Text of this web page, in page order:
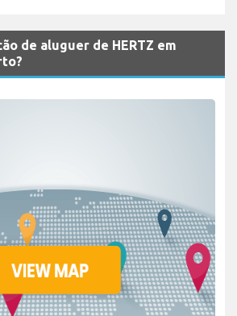
de aluguer de HERTZ em